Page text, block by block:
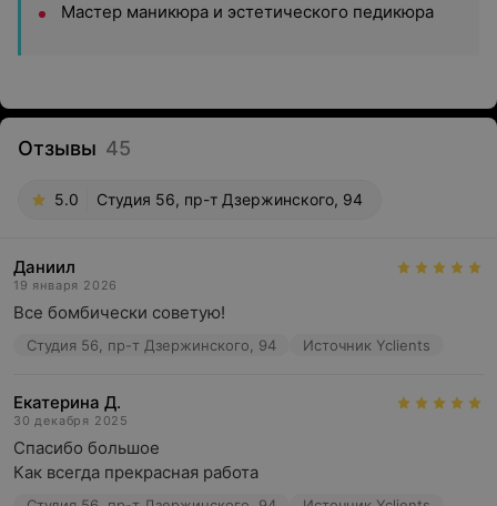
Мастер маникюра и эстетического педикюра
Отзывы 45
5.0 Студия 56, пр-т Дзержинского, 94
Даниил
19 января 2026
Все бомбически советую!
Студия 56, пр-т Дзержинского, 94 Источник Yclients
Екатерина Д.
30 декабря 2025
Спасибо большое
Как всегда прекрасная работа